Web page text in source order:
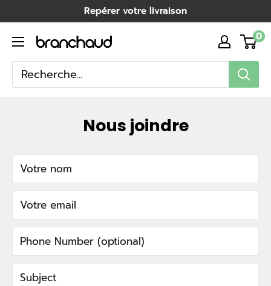
au
contenu
Repérer votre livraison
Branchaud
0
Nous joindre
Votre nom
Votre email
Phone Number (optional)
Subject